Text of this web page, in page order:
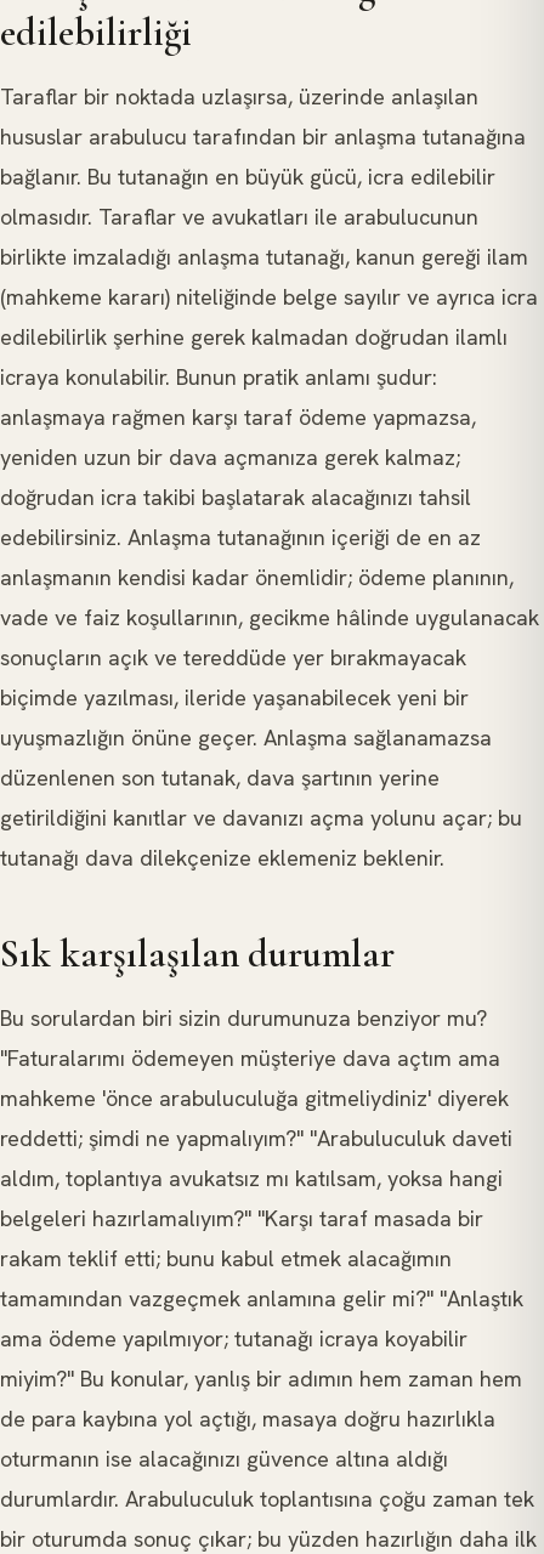
edilebilirliği
Taraflar bir noktada uzlaşırsa, üzerinde anlaşılan
hususlar arabulucu tarafından bir anlaşma tutanağına
bağlanır. Bu tutanağın en büyük gücü, icra edilebilir
olmasıdır. Taraflar ve avukatları ile arabulucunun
birlikte imzaladığı anlaşma tutanağı, kanun gereği ilam
(mahkeme kararı) niteliğinde belge sayılır ve ayrıca icra
edilebilirlik şerhine gerek kalmadan doğrudan ilamlı
icraya konulabilir. Bunun pratik anlamı şudur:
anlaşmaya rağmen karşı taraf ödeme yapmazsa,
yeniden uzun bir dava açmanıza gerek kalmaz;
doğrudan icra takibi başlatarak alacağınızı tahsil
edebilirsiniz. Anlaşma tutanağının içeriği de en az
anlaşmanın kendisi kadar önemlidir; ödeme planının,
vade ve faiz koşullarının, gecikme hâlinde uygulanacak
sonuçların açık ve tereddüde yer bırakmayacak
biçimde yazılması, ileride yaşanabilecek yeni bir
uyuşmazlığın önüne geçer. Anlaşma sağlanamazsa
düzenlenen son tutanak, dava şartının yerine
getirildiğini kanıtlar ve davanızı açma yolunu açar; bu
tutanağı dava dilekçenize eklemeniz beklenir.
Sık karşılaşılan durumlar
Bu sorulardan biri sizin durumunuza benziyor mu?
"Faturalarımı ödemeyen müşteriye dava açtım ama
mahkeme 'önce arabuluculuğa gitmeliydiniz' diyerek
reddetti; şimdi ne yapmalıyım?" "Arabuluculuk daveti
aldım, toplantıya avukatsız mı katılsam, yoksa hangi
belgeleri hazırlamalıyım?" "Karşı taraf masada bir
rakam teklif etti; bunu kabul etmek alacağımın
tamamından vazgeçmek anlamına gelir mi?" "Anlaştık
ama ödeme yapılmıyor; tutanağı icraya koyabilir
miyim?" Bu konular, yanlış bir adımın hem zaman hem
de para kaybına yol açtığı, masaya doğru hazırlıkla
oturmanın ise alacağınızı güvence altına aldığı
durumlardır. Arabuluculuk toplantısına çoğu zaman tek
bir oturumda sonuç çıkar; bu yüzden hazırlığın daha ilk